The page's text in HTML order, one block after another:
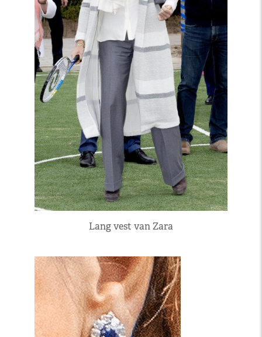
Lang vest van Zara